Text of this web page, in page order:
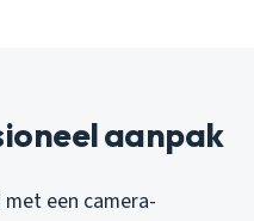
aanpak
een camera-